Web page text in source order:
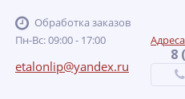
Обработка заказов
Пн-Вс: 09:00 - 17:00
etalonlip@yandex.ru
8